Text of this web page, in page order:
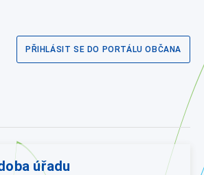
PŘIHLÁSIT SE DO PORTÁLU OBČANA
úřadu